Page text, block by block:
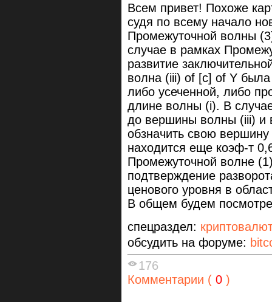
Всем привет! Похоже
судя по всему начало
Промежуточной волны
случае в рамках
развитие
волна (iii) of [c] of Y
либо усеченной, либо
длине волны (i). В
до вершины волны (iii) и
обзначить свою
находится еще коэф-т
Промежуточной волне
подтверждение
ценового уровня в
В общем будем
спецраздел:
обсудить на форуме:
176
Комментарии ( 0 )